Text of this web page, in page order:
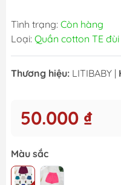
Tình trạng: Còn hàng
Loại: Quần cotton TE
Thương hiệu: LITIBABY |
50.000 ₫
Màu sắc